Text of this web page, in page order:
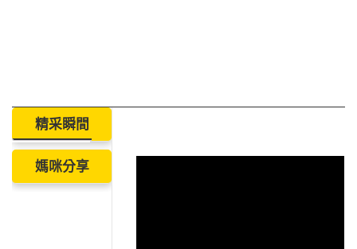
精采瞬間
媽咪分享